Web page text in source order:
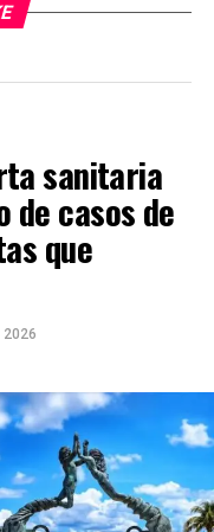
sanitaria
casos de
que
2026